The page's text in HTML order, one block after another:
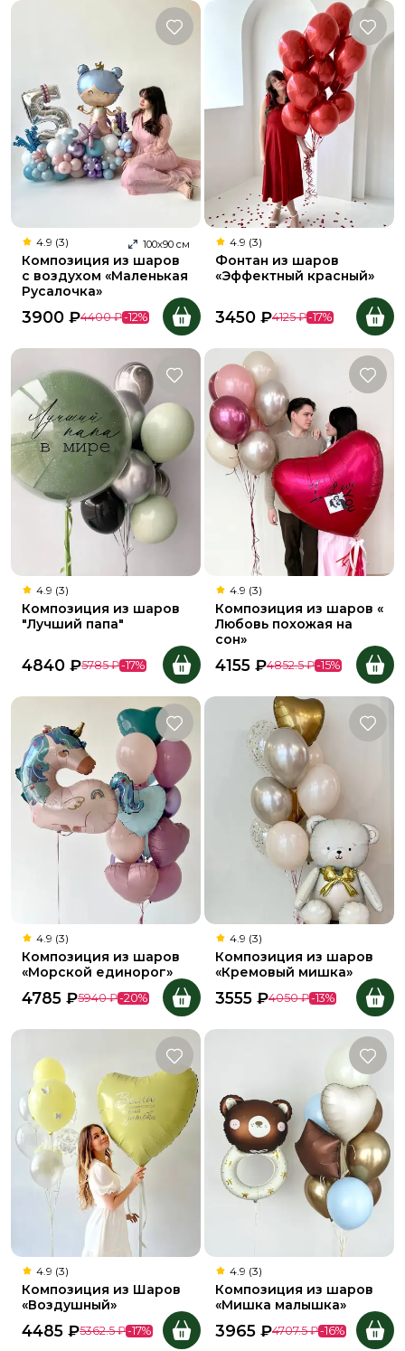
4.9 (3) 100х90 см
Композиция из шаров
с воздухом «Маленькая
Русалочка»
3900 ₽4400 ₽-12%
4.9 (3)
Фонтан из шаров
«Эффектный красный»
3450 ₽4125 ₽-17%
4.9 (3)
Композиция из шаров
"Лучший папа"
4840 ₽5785 ₽-17%
4.9 (3)
Композиция из шаров «
Любовь похожая на
сон»
4155 ₽4852.5 ₽-15%
4.9 (3)
Композиция из шаров
«Морской единорог»
4785 ₽5940 ₽-20%
4.9 (3)
Композиция из шаров
«Кремовый мишка»
3555 ₽4050 ₽-13%
4.9 (3)
Композиция из Шаров
«Воздушный»
4485 ₽5362.5 ₽-17%
4.9 (3)
Композиция из шаров
«Мишка малышка»
3965 ₽4707.5 ₽-16%